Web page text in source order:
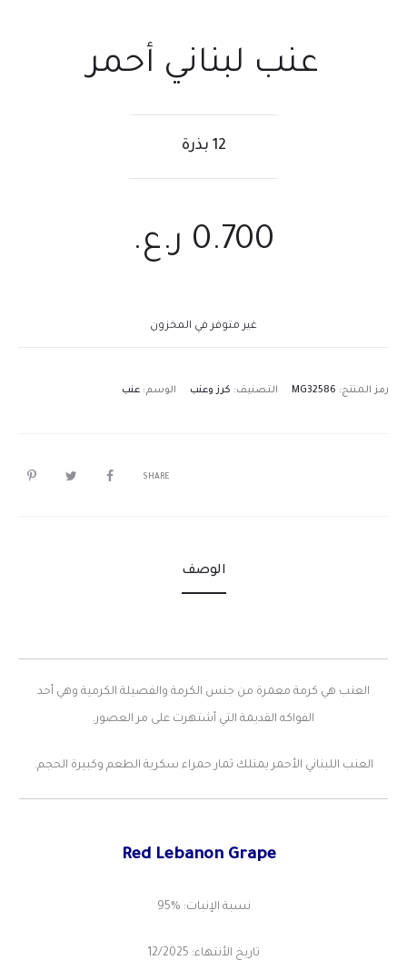
عنب لبناني أحمر
12 بذرة
0.700 ر.ع.
غير متوفر في المخزون
رمز المنتج: MG32586 التصنيف: كرز وعنب الوسم: عنب
SHARE
الوصف
العنب هي كرمة معمرة من جنس الكرمة والفصيلة الكرمية وهي أحد
الفواكه القديمة التي أشتهرت على مر العصور.
العنب اللبناني الأحمر يمتلك ثمار حمراء سكرية الطعم وكبيرة الحجم.
Red Lebanon Grape
نسبة الإنبات: %95
تاريخ الأنتهاء: 12/2025